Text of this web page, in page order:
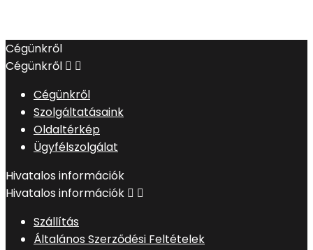
Cégünkről
Cégünkről  
Cégünkről
Szolgáltatásaink
Oldaltérkép
Ügyfélszolgálat
Hivatalos információk
Hivatalos információk  
Szállítás
Általános Szerződési Feltételek